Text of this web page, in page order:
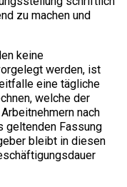
zu machen und
keine
werden, ist
eine tägliche
welche der
nach
Fassung
bleibt in diesen